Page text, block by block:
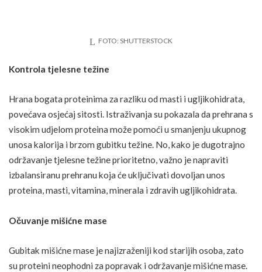
FOTO: SHUTTERSTOCK
Kontrola tjelesne težine
Hrana bogata proteinima za razliku od masti i ugljikohidrata,
povećava osjećaj sitosti. Istraživanja su pokazala da prehrana s
visokim udjelom proteina može pomoći u smanjenju ukupnog
unosa kalorija i brzom gubitku težine. No, kako je dugotrajno
održavanje tjelesne težine prioritetno, važno je napraviti
izbalansiranu prehranu koja će uključivati dovoljan unos
proteina, masti, vitamina, minerala i zdravih ugljikohidrata.
Očuvanje mišićne mase
Gubitak mišićne mase je najizraženiji kod starijih osoba, zato
su proteini neophodni za popravak i održavanje mišićne mase.